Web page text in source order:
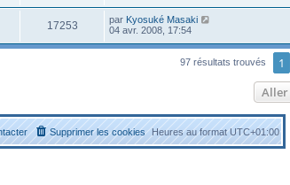
17253 par Kyosuké Masaki
04 avr. 2008, 17:54
97 résultats trouvés 1
Aller
Heures au formatUTC+01:00
Supprimer les cookies